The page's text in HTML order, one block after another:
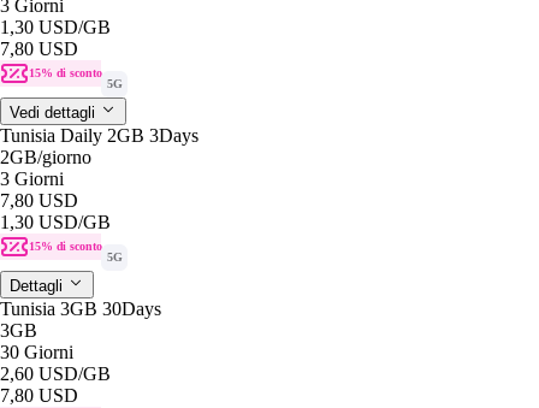
3 Giorni
1,30 USD/GB
7,80 USD
15% di sconto
5G
Vedi dettagli
Tunisia Daily 2GB 3Days
2GB/giorno
3 Giorni
7,80 USD
1,30 USD/GB
15% di sconto
5G
Dettagli
Tunisia 3GB 30Days
3GB
30 Giorni
2,60 USD/GB
7,80 USD